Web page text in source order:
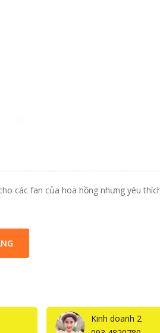
các fan của hoa hồng nhưng yêu
Kinh doanh 2